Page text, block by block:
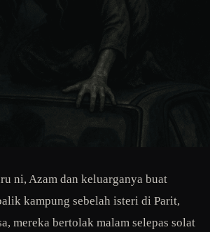
ni, Azam dan keluarganya buat
kampung sebelah isteri di Parit,
mereka bertolak malam selepas solat